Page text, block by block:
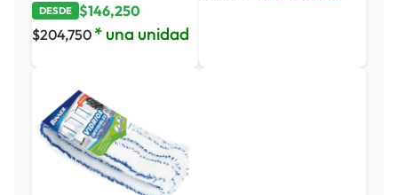
DESDE $146,250
$204,750 * una unidad